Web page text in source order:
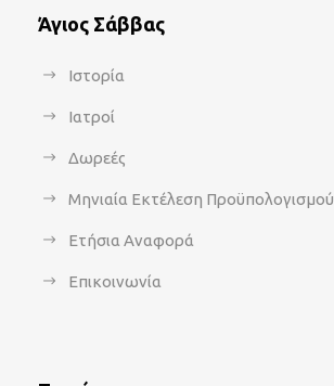
Άγιος Σάββας
Ιστορία
Ιατροί
Δωρεές
Μηνιαία Εκτέλεση Προϋπολογισμού
Ετήσια Αναφορά
Επικοινωνία